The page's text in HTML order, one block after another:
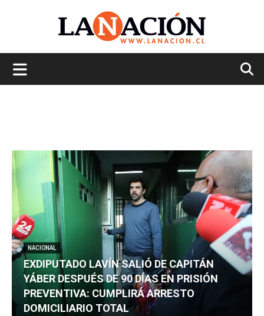
NACIONAL
EXDIPUTADO LAVÍN SALIÓ DE CAPITÁN
YÁBER DESPUÉS DE 90 DÍAS EN PRISIÓN
PREVENTIVA: CUMPLIRÁ ARRESTO
DOMICILIARIO TOTAL